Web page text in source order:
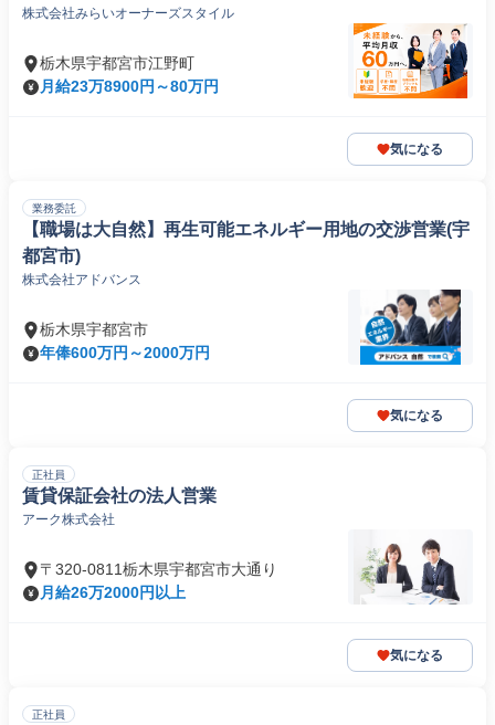
株式会社みらいオーナーズスタイル
栃木県宇都宮市江野町
月給23万8900円～80万円
気になる
業務委託
【職場は大自然】再生可能エネルギー用地の交渉営業(宇
都宮市)
株式会社アドバンス
栃木県宇都宮市
年俸600万円～2000万円
気になる
正社員
賃貸保証会社の法人営業
アーク株式会社
〒320-0811栃木県宇都宮市大通り
月給26万2000円以上
気になる
正社員